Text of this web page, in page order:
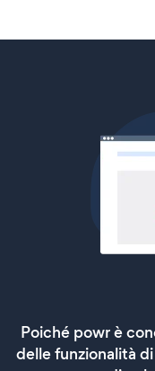
Poiché powr è
delle funzionalità